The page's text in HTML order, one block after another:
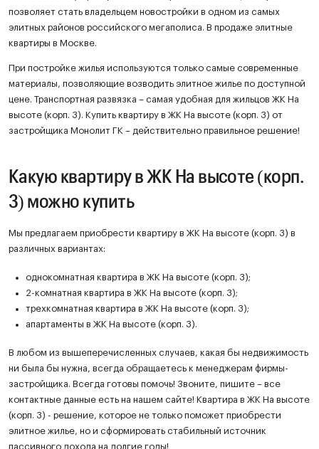
позволяет стать владельцем новостройки в одном из самых
элитных районов российского мегаполиса. В продаже элитные
квартиры в Москве.
При постройке жилья используются только самые современные
материалы, позволяющие возводить элитное жилье по доступной
цене. Транспортная развязка – самая удобная для жильцов ЖК На
высоте (корп. 3). Купить квартиру в ЖК На высоте (корп. 3) от
застройщика Монолит ГК – действительно правильное решение!
Какую квартиру в ЖК На высоте (корп.
3) можно купить
Мы предлагаем приобрести квартиру в ЖК На высоте (корп. 3) в
различных вариантах:
однокомнатная квартира в ЖК На высоте (корп. 3);
2-комнатная квартира в ЖК На высоте (корп. 3);
трехкомнатная квартира в ЖК На высоте (корп. 3);
апартаменты в ЖК На высоте (корп. 3).
В любом из вышеперечисленных случаев, какая бы недвижимость
ни была бы нужна, всегда обращаетесь к менеджерам фирмы-
застройщика. Всегда готовы помочь! Звоните, пишите – все
контактные данные есть на нашем сайте! Квартира в ЖК На высоте
(корп. 3) - решение, которое не только поможет приобрести
элитное жилье, но и сформировать стабильный источник
пассивного дохода на долгие годы!